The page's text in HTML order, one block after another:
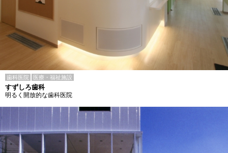
歯科医院 医療・福祉施設
すずしろ歯科
明るく開放的な歯科医院